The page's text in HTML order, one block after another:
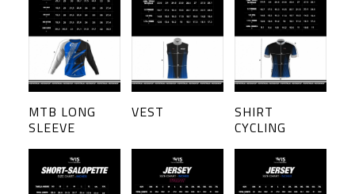
MTB LONG
SLEEVE
VEST
SHIRT
CYCLING